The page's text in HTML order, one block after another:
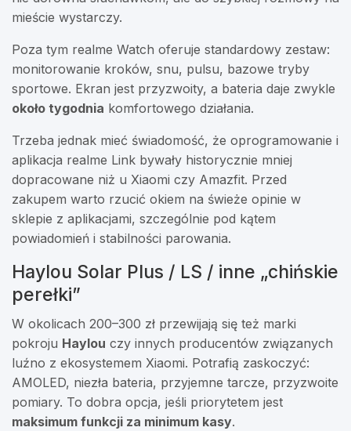
mieście wystarczy.
Poza tym realme Watch oferuje standardowy zestaw:
monitorowanie kroków, snu, pulsu, bazowe tryby
sportowe. Ekran jest przyzwoity, a bateria daje zwykle
około tygodnia komfortowego działania.
Trzeba jednak mieć świadomość, że oprogramowanie i
aplikacja realme Link bywały historycznie mniej
dopracowane niż u Xiaomi czy Amazfit. Przed
zakupem warto rzucić okiem na świeże opinie w
sklepie z aplikacjami, szczególnie pod kątem
powiadomień i stabilności parowania.
Haylou Solar Plus / LS / inne „chińskie
perełki”
W okolicach 200–300 zł przewijają się też marki
pokroju Haylou czy innych producentów związanych
luźno z ekosystemem Xiaomi. Potrafią zaskoczyć:
AMOLED, niezła bateria, przyjemne tarcze, przyzwoite
pomiary. To dobra opcja, jeśli priorytetem jest
maksimum funkcji za minimum kasy.